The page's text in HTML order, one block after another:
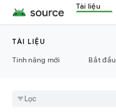
Tài liệu
TÀI LIỆU
Tính năng mới
Bắt đầu